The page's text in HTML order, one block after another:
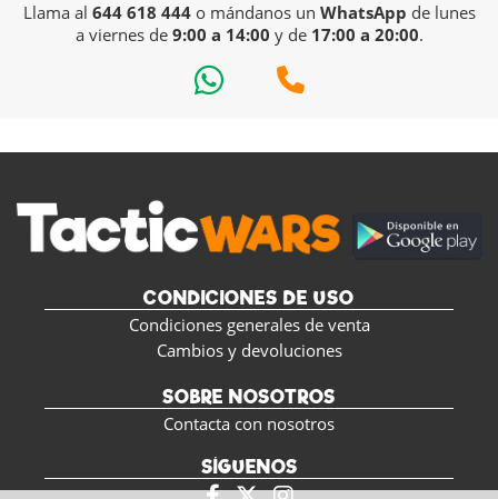
Llama al 644 618 444o mándanos un WhatsApp de lunes
a viernes de 9:00 a 14:00 y de 17:00 a 20:00.
CONDICIONES DE USO
Condiciones generales de venta
Cambios y devoluciones
SOBRE NOSOTROS
Contacta con nosotros
SÍGUENOS